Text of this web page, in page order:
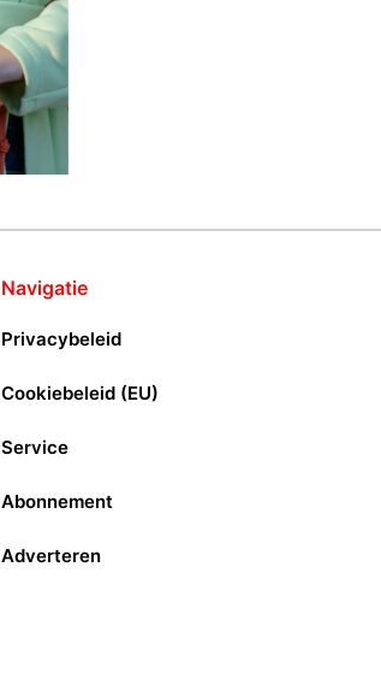
Navigatie
Privacybeleid
Cookiebeleid (EU)
Service
Abonnement
Adverteren